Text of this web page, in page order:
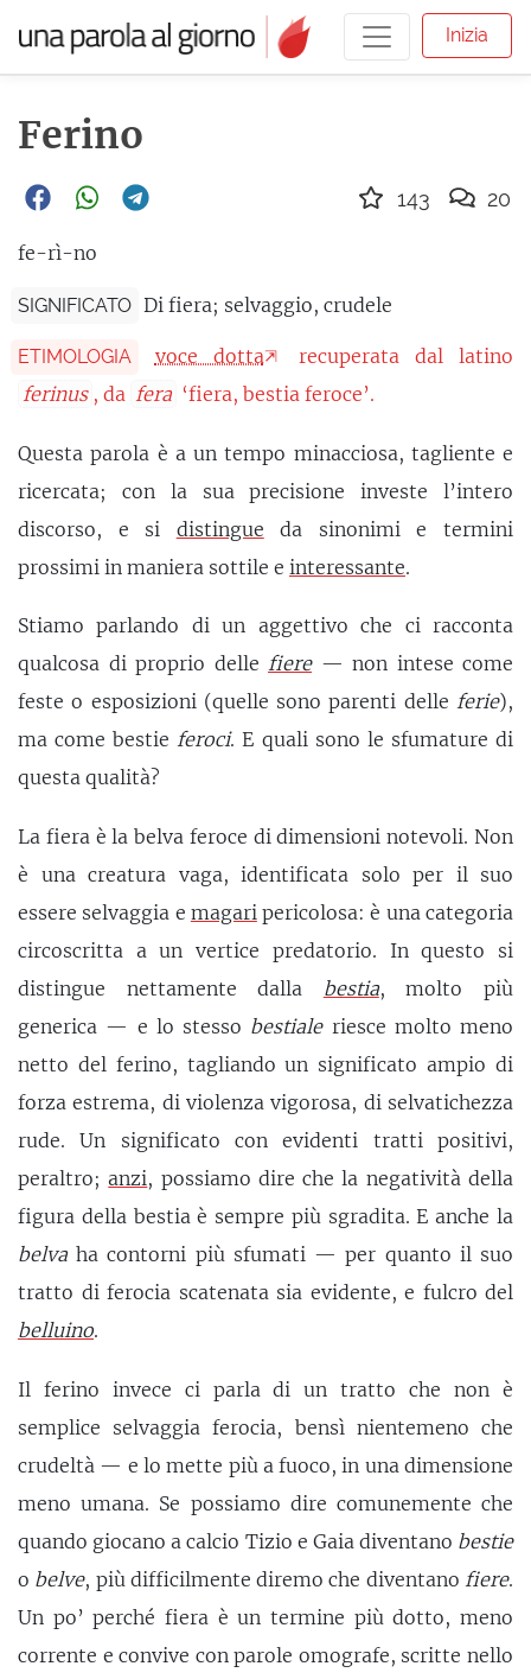
Inizia
Ferino
fe-rì-no
SIGNIFICATO Di fiera; selvaggio, crudele
ETIMOLOGIA voce dotta
recuperata dal latino
ferinus , da fera ‘fiera, bestia feroce’.
Questa parola è a un tempo minacciosa, tagliente e
ricercata; con la sua precisione investe l’intero
discorso, e si distingue da sinonimi e termini
prossimi in maniera sottile e interessante.
Stiamo parlando di un aggettivo che ci racconta
qualcosa di proprio delle fiere— non intese come
feste o esposizioni (quelle sono parenti delle ferie),
ma come bestieferoci. E quali sono le sfumature di
questa qualità?
La fiera è la belva feroce di dimensioni notevoli. Non
è una creatura vaga, identificata solo per il suo
essere selvaggia e magari pericolosa: è una categoria
circoscritta a un vertice predatorio. In questo si
distingue nettamente dalla bestia, molto più
generica — e lo stesso bestialeriesce molto meno
netto del ferino, tagliando un significato ampio di
forza estrema, di violenza vigorosa, di selvatichezza
rude. Un significato con evidenti tratti positivi,
peraltro;anzi, possiamo dire che la negatività della
figura della bestia è sempre più sgradita. E anche la
belvaha contorni più sfumati — per quanto il suo
tratto di ferocia scatenata sia evidente, e fulcro del
belluino.
Il ferino invece ci parla di un tratto che non è
semplice selvaggia ferocia, bensì nientemeno che
crudeltà — e lo mette più a fuoco, in una dimensione
meno umana. Se possiamo dire comunemente che
quando giocano a calcio Tizio e Gaia diventano bestie
o belve, più difficilmente diremo che diventano fiere.
Un po’ perché fiera è un termine più dotto, meno
corrente e convive con parole omografe, scritte nello
143 20